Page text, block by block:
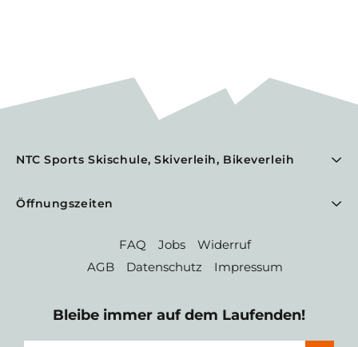
NTC Sports Skischule, Skiverleih, Bikeverleih
Öffnungszeiten
FAQ Jobs
Widerruf
AGB
Datenschutz Impressum
Bleibe immer auf dem Laufenden!